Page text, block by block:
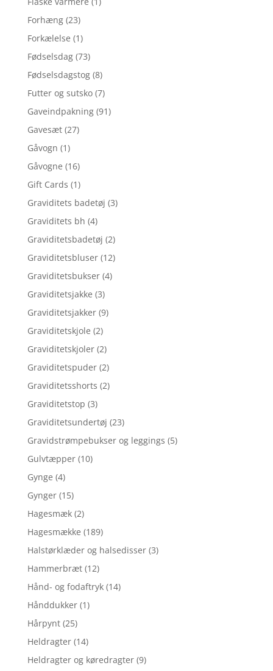
Forhæng (23)
Forkælelse (1)
Fødselsdag (73)
Fødselsdagstog (8)
Futter og sutsko (7)
Gaveindpakning (91)
Gavesæt (27)
Gåvogn (1)
Gåvogne (16)
Gift Cards (1)
Graviditets badetøj (3)
Graviditets bh (4)
Graviditetsbadetøj (2)
Graviditetsbluser (12)
Graviditetsbukser (4)
Graviditetsjakke (3)
Graviditetsjakker (9)
Graviditetskjole (2)
Graviditetskjoler (2)
Graviditetspuder (2)
Graviditetsshorts (2)
Graviditetstop (3)
Graviditetsundertøj (23)
Gravidstrømpebukser og leggings (5)
Gulvtæpper (10)
Gynge (4)
Gynger (15)
Hagesmæk (2)
Hagesmække (189)
Halstørklæder og halsedisser (3)
Hammerbræt (12)
Hånd- og fodaftryk (14)
Hånddukker (1)
Hårpynt (25)
Heldragter (14)
Heldragter og køredragter (9)